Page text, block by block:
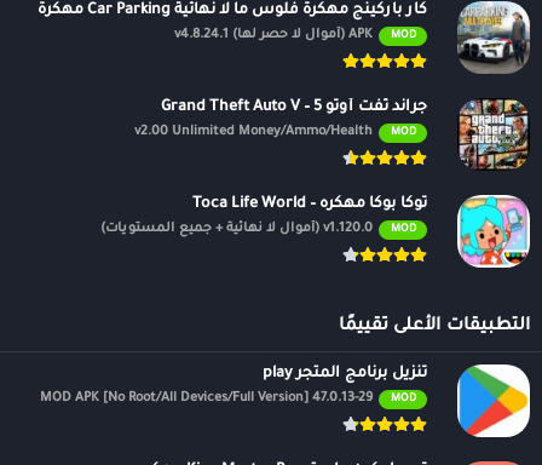
كار باركينج مهكرة فلوس ما لا نهائية Car Parking مهكرة
MOD APK (أموال لا حصر لها) v4.8.24.1
جراند ثفت أوتو 5 – Grand Theft Auto V
MOD
v2.00 Unlimited Money/Ammo/Health
توكا بوكا مهكره – Toca Life World
MOD v1.120.0 (أموال لا نهائية + جميع المستويات)
التطبيقات الأعلى تقييمًا
تنزيل برنامج المتجر play
MOD
47.0.13-29 MOD APK [No Root/All Devices/Full Version]